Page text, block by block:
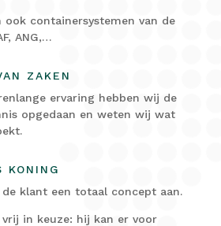
ook containersystemen van de
ANG,…
ZAKEN
ervaring hebben wij de
opgedaan en weten wij wat
KONING
klant een totaal concept aan.
vrij in keuze: hij kan er voor